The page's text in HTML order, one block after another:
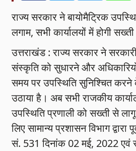
राज्य सरकार ने बायोमैट्रिक
लगाम, सभी कार्यालयों में होगी
उत्तराखंड : राज्य सरकार ने सरकारी
संस्कृति को सुधारने और
समय पर उपस्थिति सुनिश्चित
उठाया है। अब सभी राजकीय
उपस्थिति प्रणाली को सख्ती से
लिए सामान्य प्रशासन विभाग द्वारा
सं. 531 दिनांक 02 मई, 2022 एवं